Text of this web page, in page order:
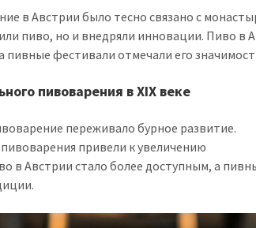
в Австрии было тесно связано с
пиво, но и внедряли инновации. Пиво в
пивные фестивали отмечали его
пивоварения в XIX веке
переживало бурное развитие.
привели к увеличению
в Австрии стало более доступным, а